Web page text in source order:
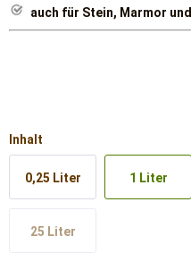
auch für Stein, Marmor
Inhalt
0,25 Liter 1 Liter
25 Liter